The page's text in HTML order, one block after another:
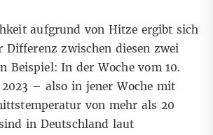
aufgrund von Hitze ergibt sich
Differenz zwischen diesen zwei
Beispiel: In der Woche vom 10.
– also in jener Woche mit
von mehr als 20
in Deutschland laut